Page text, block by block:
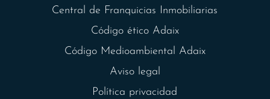
Central de Franquicias Inmobiliarias
Código ético Adaix
Código Medioambiental Adaix
Aviso legal
Política privacidad